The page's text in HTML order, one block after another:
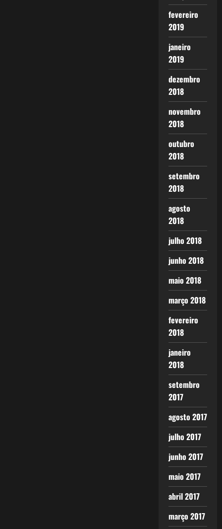
fevereiro
2019
janeiro
2019
dezembro
2018
novembro
2018
outubro
2018
setembro
2018
agosto
2018
julho 2018
junho 2018
maio 2018
março 2018
fevereiro
2018
janeiro
2018
setembro
2017
agosto 2017
julho 2017
junho 2017
maio 2017
abril 2017
março 2017